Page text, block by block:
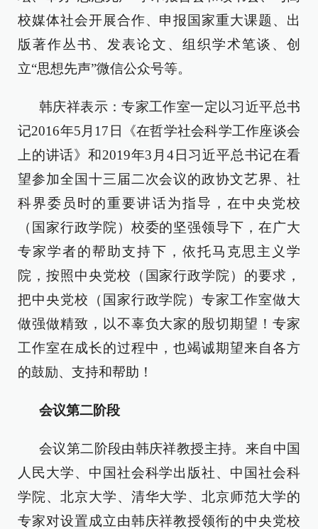
校媒体社会开展合作、申报国家重大课题、出
版著作丛书、发表论文、组织学术笔谈、创
立“思想先声”微信公众号等。
韩庆祥表示：专家工作室一定以习近平总书
记2016年5月17日《在哲学社会科学工作座谈会
上的讲话》和2019年3月4日习近平总书记在看
望参加全国十三届二次会议的政协文艺界、社
科界委员时的重要讲话为指导，在中央党校
（国家行政学院）校委的坚强领导下，在广大
专家学者的帮助支持下，依托马克思主义学
院，按照中央党校（国家行政学院）的要求，
把中央党校（国家行政学院）专家工作室做大
做强做精致，以不辜负大家的殷切期望！专家
工作室在成长的过程中，也竭诚期望来自各方
的鼓励、支持和帮助！
会议第二阶段
会议第二阶段由韩庆祥教授主持。来自中国
人民大学、中国社会科学出版社、中国社会科
学院、北京大学、清华大学、北京师范大学的
专家对设置成立由韩庆祥教授领衔的中央党校